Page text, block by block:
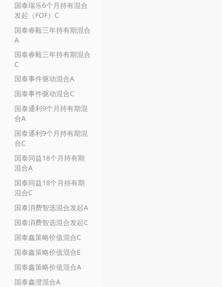
国泰瑞乐6个月持有混合
发起（FOF）C
国泰睿毅三年持有期混合
A
国泰睿毅三年持有期混合
C
国泰事件驱动混合A
国泰事件驱动混合C
国泰通利9个月持有期混
合A
国泰通利9个月持有期混
合C
国泰同益18个月持有期
混合A
国泰同益18个月持有期
混合C
国泰消费智选混合发起A
国泰消费智选混合发起C
国泰鑫策略价值混合C
国泰鑫策略价值混合E
国泰鑫策略价值混合A
国泰鑫澄混合A